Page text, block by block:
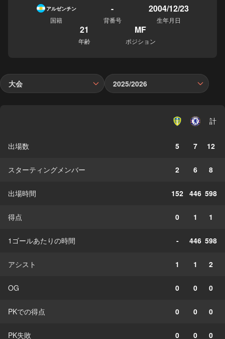
アルゼンチン
国籍
-
背番号
2004/12/23
生年月日
21
年齢
MF
ポジション
大会 2025/2026
計
出場数 5 7 12
スターティングメンバー 2 6 8
出場時間 152 446 598
得点 0 1 1
1ゴールあたりの時間 - 446 598
アシスト 1 1 2
OG 0 0 0
PKでの得点 0 0 0
PK失敗 0 0 0